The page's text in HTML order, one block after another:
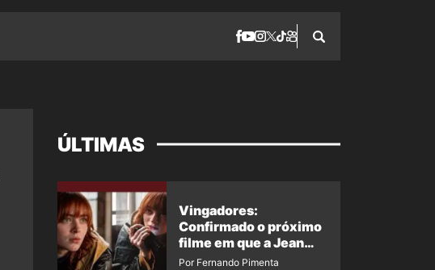
ÚLTIMAS
Vingadores:
Confirmado o próximo
filme em que a Jean
Grey irá aparecer
Por Fernando Pimenta